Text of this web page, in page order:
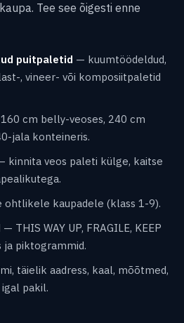
Tee see õigesti enne
puitpaletid — kuumtöödeldud,
, vineer- või komposiitpaletid
cm belly-veoses, 240 cm
jala konteineris.
kinnita veos paleti külge, kaitse
ohtlikele kaupadele (klass 1-9).
— THIS WAY UP, FRAGILE, KEEP
ja piktogrammid.
täielik aadress, kaal, mõõtmed,
pakil.